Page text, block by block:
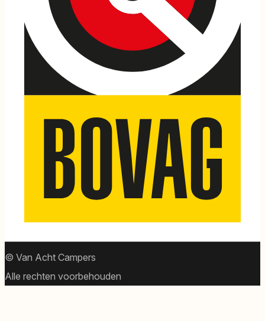
© Van Acht Campers
Alle rechten voorbehouden